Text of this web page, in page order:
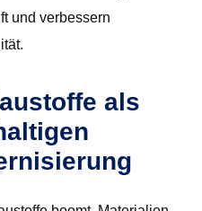
und verbessern
als